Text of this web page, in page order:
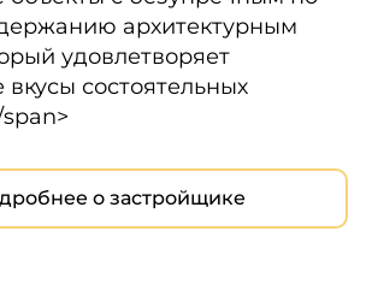
архитектурным
удовлетворяет
состоятельных
о застройщике